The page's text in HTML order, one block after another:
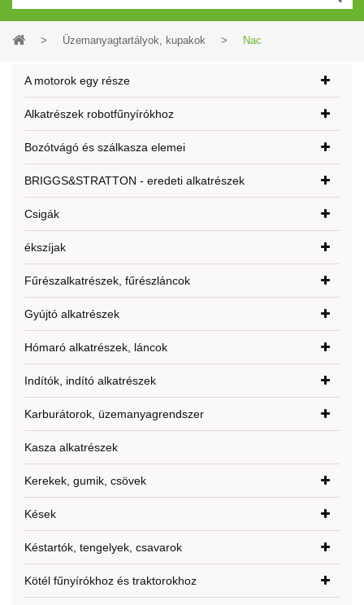
> Üzemanyagtartályok, kupakok > Nac
A motorok egy része
Alkatrészek robotfűnyírókhoz
Bozótvágó és szálkasza elemei
BRIGGS&STRATTON - eredeti alkatrészek
Csigák
ékszíjak
Fűrészalkatrészek, fűrészláncok
Gyújtó alkatrészek
Hómaró alkatrészek, láncok
Indítók, indító alkatrészek
Karburátorok, üzemanyagrendszer
Kasza alkatrészek
Kerekek, gumik, csövek
Kések
Késtartók, tengelyek, csavarok
Kötél fűnyírókhoz és traktorokhoz